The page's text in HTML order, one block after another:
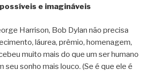
possíveis e imagináveis
Harrison, Bob Dylan não precisa
láurea, prêmio, homenagem,
muito mais do que um ser humano
seu sonho mais louco. (Se é que ele é